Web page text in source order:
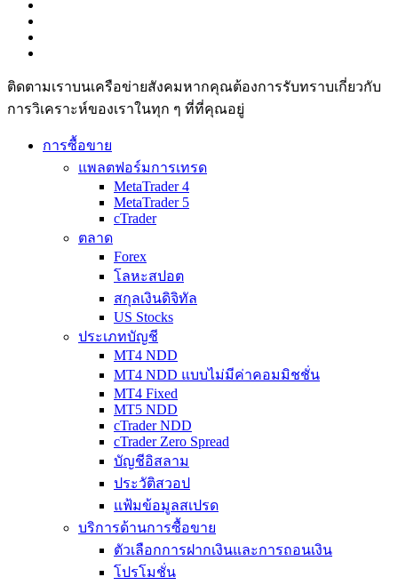
ติดตามเราบนเครือข่ายสังคมหากคุณต้องการรับทราบเกี่ยวกับ
การวิเ­คราะห์ของเราในทุก ๆ ที่ที่คุณอยู่
การซื้อขาย
แพลตฟอร์มการเทรด
MetaTrader 4
MetaTrader 5
cTrader
ตลาด
Forex
โลหะสปอต
สกุลเงินดิจิทัล
US Stocks
ประเภทบัญชี
MT4 NDD
MT4 NDD แบบไม่มีค่าคอมมิชชั่น
MT4 Fixed
MT5 NDD
cTrader NDD
cTrader Zero Spread
บัญชีอิสลาม
ประวัติสวอป
แฟ้มข้อมูลสเปรด
บริการด้านการซื้อขาย
ตัวเลือกการฝากเงินและการถอนเงิน
โปรโมชั่น